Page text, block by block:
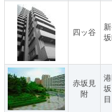
四ッ谷
赤坂見
附
目